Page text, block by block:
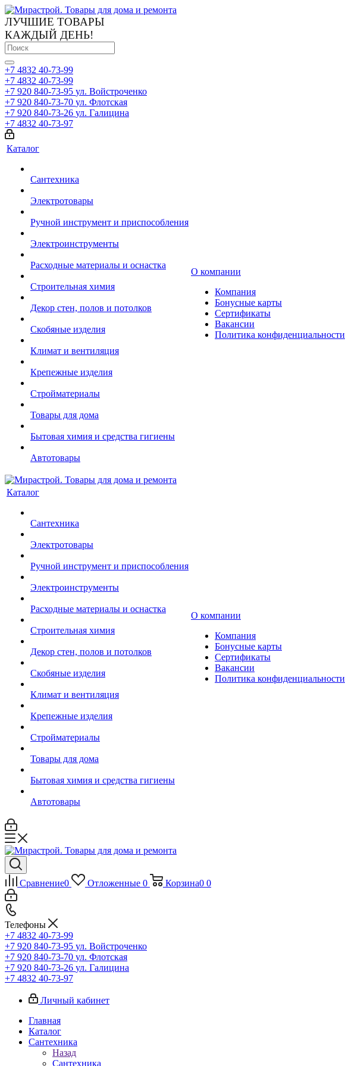
ЛУЧШИЕ ТОВАРЫ
КАЖДЫЙ ДЕНЬ!
+7 4832 40-73-99
+7 4832 40-73-99
+7 920 840-73-95 ул. Войстроченко
+7 920 840-73-70 ул. Флотская
+7 920 840-73-26 ул. Галицина
+7 4832 40-73-97
Каталог
Сантехника
Электротовары
Ручной инструмент и приспособления
Электроинструменты
Расходные материалы и оснастка
Строительная химия
Декор стен, полов и потолков
Скобяные изделия
Климат и вентиляция
Крепежные изделия
Стройматериалы
Товары для дома
Бытовая химия и средства гигиены
Автотовары
О компании
Компания
Бонусные карты
Сертификаты
Вакансии
Политика конфиденциальности
Каталог
Сантехника
Электротовары
Ручной инструмент и приспособления
Электроинструменты
Расходные материалы и оснастка
Строительная химия
Декор стен, полов и потолков
Скобяные изделия
Климат и вентиляция
Крепежные изделия
Стройматериалы
Товары для дома
Бытовая химия и средства гигиены
Автотовары
О компании
Компания
Бонусные карты
Сертификаты
Вакансии
Политика конфиденциальности
Сравнение0 Отложенные 0 Корзина0 0
Телефоны
+7 4832 40-73-99
+7 920 840-73-95 ул. Войстроченко
+7 920 840-73-70 ул. Флотская
+7 920 840-73-26 ул. Галицина
+7 4832 40-73-97
Личный кабинет
Главная
Каталог
Сантехника
Назад
Сантехника